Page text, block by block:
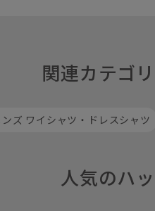
関連カテゴ
ンズ ワイシャツ・ドレスシャツ
人気のハ